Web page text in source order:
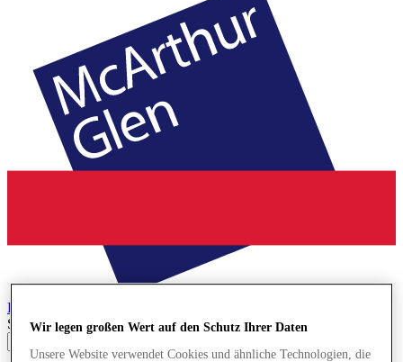
Bridgend
Search input
Wir legen großen Wert auf den Schutz Ihrer Daten
Unsere Website verwendet Cookies und ähnliche Technologien, die